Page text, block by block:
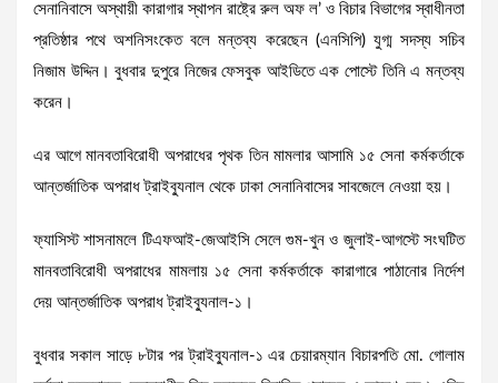
সেনানিবাসে অস্থায়ী কারাগার স্থাপন রাষ্ট্রে রুল অফ ল’ ও বিচার বিভাগের স্বাধীনতা
প্রতিষ্ঠার পথে অশনিসংকেত বলে মন্তব্য করেছেন (এনসিপি) যুগ্ম সদস্য সচিব
নিজাম উদ্দিন। বুধবার দুপুরে নিজের ফেসবুক আইডিতে এক পোস্টে তিনি এ মন্তব্য
করেন।
এর আগে মানবতাবিরোধী অপরাধের পৃথক তিন মামলার আসামি ১৫ সেনা কর্মকর্তাকে
আন্তর্জাতিক অপরাধ ট্রাইব্যুনাল থেকে ঢাকা সেনানিবাসের সাবজেলে নেওয়া হয়।
ফ্যাসিস্ট শাসনামলে টিএফআই-জেআইসি সেলে গুম-খুন ও জুলাই-আগস্টে সংঘটিত
মানবতাবিরোধী অপরাধের মামলায় ১৫ সেনা কর্মকর্তাকে কারাগারে পাঠানোর নির্দেশ
দেয় আন্তর্জাতিক অপরাধ ট্রাইব্যুনাল-১।
বুধবার সকাল সাড়ে ৮টার পর ট্রাইব্যুনাল-১ এর চেয়ারম্যান বিচারপতি মো. গোলাম